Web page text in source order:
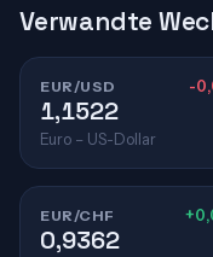
Verwandte
EUR/USD -
1,1522
Euro – US-Dollar
EUR/CHF
0,9362